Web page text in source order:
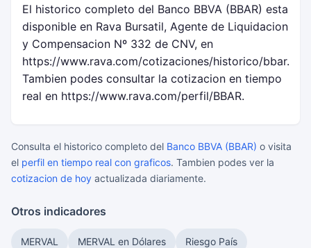
El historico completo del Banco BBVA (BBAR) esta
disponible en Rava Bursatil, Agente de Liquidacion
y Compensacion Nº 332 de CNV, en
https://www.rava.com/cotizaciones/historico/bbar.
Tambien podes consultar la cotizacion en tiempo
real en https://www.rava.com/perfil/BBAR.
Consulta el historico completo del Banco BBVA (BBAR) o visita
el perfil en tiempo real con graficos. Tambien podes ver la
cotizacion de hoy actualizada diariamente.
Otros indicadores
MERVAL MERVAL en Dólares Riesgo País